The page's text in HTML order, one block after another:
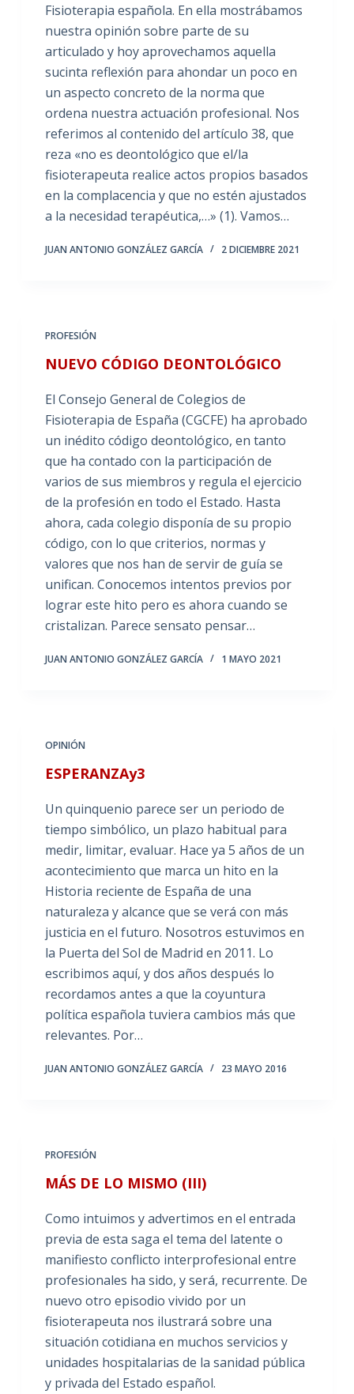
Fisioterapia española. En ella mostrábamos
nuestra opinión sobre parte de su
articulado y hoy aprovechamos aquella
sucinta reflexión para ahondar un poco en
un aspecto concreto de la norma que
ordena nuestra actuación profesional. Nos
referimos al contenido del artículo 38, que
reza «no es deontológico que el/la
fisioterapeuta realice actos propios basados
en la complacencia y que no estén ajustados
a la necesidad terapéutica,…» (1). Vamos…
JUAN ANTONIO GONZÁLEZ GARCÍA 2 DICIEMBRE 2021
PROFESIÓN
NUEVO CÓDIGO DEONTOLÓGICO
El Consejo General de Colegios de
Fisioterapia de España (CGCFE) ha aprobado
un inédito código deontológico, en tanto
que ha contado con la participación de
varios de sus miembros y regula el ejercicio
de la profesión en todo el Estado. Hasta
ahora, cada colegio disponía de su propio
código, con lo que criterios, normas y
valores que nos han de servir de guía se
unifican. Conocemos intentos previos por
lograr este hito pero es ahora cuando se
cristalizan. Parece sensato pensar…
JUAN ANTONIO GONZÁLEZ GARCÍA 1 MAYO 2021
OPINIÓN
ESPERANZAy3
Un quinquenio parece ser un periodo de
tiempo simbólico, un plazo habitual para
medir, limitar, evaluar. Hace ya 5 años de un
acontecimiento que marca un hito en la
Historia reciente de España de una
naturaleza y alcance que se verá con más
justicia en el futuro. Nosotros estuvimos en
la Puerta del Sol de Madrid en 2011. Lo
escribimos aquí, y dos años después lo
recordamos antes a que la coyuntura
política española tuviera cambios más que
relevantes. Por…
JUAN ANTONIO GONZÁLEZ GARCÍA 23 MAYO 2016
PROFESIÓN
MÁS DE LO MISMO (III)
Como intuimos y advertimos en el entrada
previa de esta saga el tema del latente o
manifiesto conflicto interprofesional entre
profesionales ha sido, y será, recurrente. De
nuevo otro episodio vivido por un
fisioterapeuta nos ilustrará sobre una
situación cotidiana en muchos servicios y
unidades hospitalarias de la sanidad pública
y privada del Estado español.